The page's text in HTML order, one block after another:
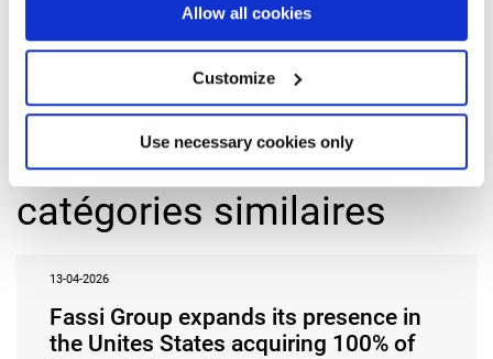
Allow all cookies
Customize
Use necessary cookies only
Redazione Fassi
Tous les articles de cet auteur
D’autresArticlesdans
catégories similaires
13-04-2026
Fassi Group expands its presence in
the Unites States acquiring 100% of